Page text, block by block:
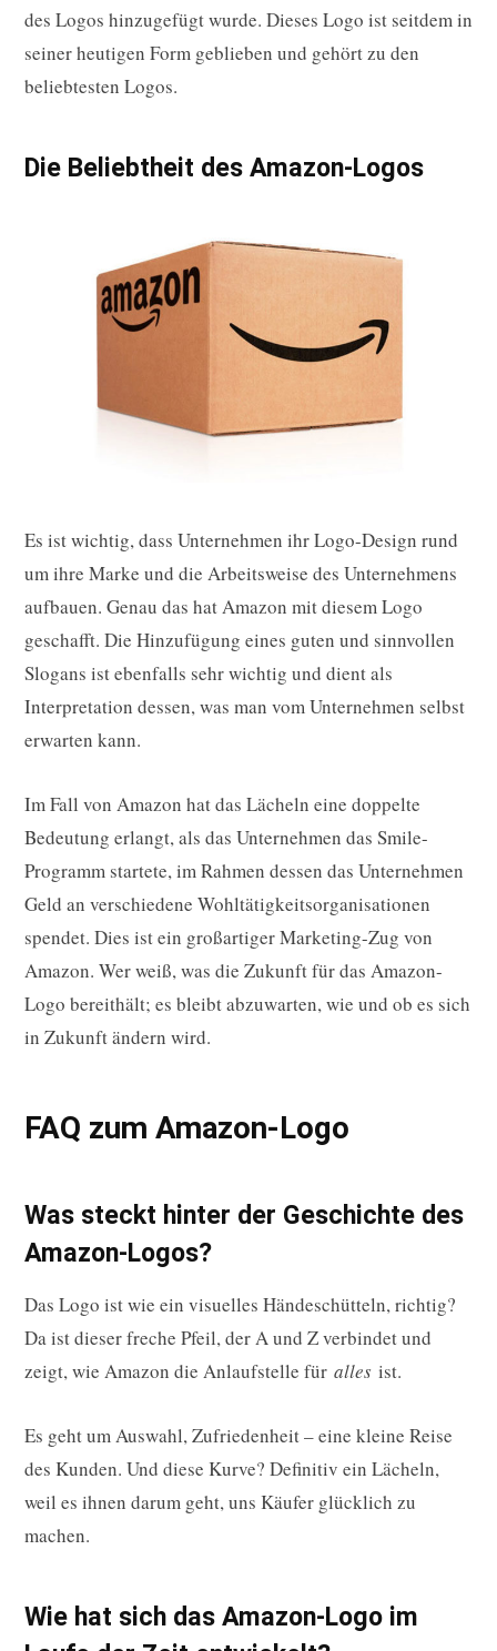
des Logos hinzugefügt wurde. Dieses Logo ist seitdem in
seiner heutigen Form geblieben und gehört zu den
beliebtesten Logos.
Die Beliebtheit des Amazon-Logos
Es ist wichtig, dass Unternehmen ihr Logo-Design rund
um ihre Marke und die Arbeitsweise des Unternehmens
aufbauen. Genau das hat Amazon mit diesem Logo
geschafft. Die Hinzufügung eines guten und sinnvollen
Slogans ist ebenfalls sehr wichtig und dient als
Interpretation dessen, was man vom Unternehmen selbst
erwarten kann.
Im Fall von Amazon hat das Lächeln eine doppelte
Bedeutung erlangt, als das Unternehmen das Smile-
Programm startete, im Rahmen dessen das Unternehmen
Geld an verschiedene Wohltätigkeitsorganisationen
spendet. Dies ist ein großartiger Marketing-Zug von
Amazon. Wer weiß, was die Zukunft für das Amazon-
Logo bereithält; es bleibt abzuwarten, wie und ob es sich
in Zukunft ändern wird.
FAQ zum Amazon-Logo
Was steckt hinter der Geschichte des
Amazon-Logos?
Das Logo ist wie ein visuelles Händeschütteln, richtig?
Da ist dieser freche Pfeil, der A und Z verbindet und
zeigt, wie Amazon die Anlaufstelle für alles ist.
Es geht um Auswahl, Zufriedenheit – eine kleine Reise
des Kunden. Und diese Kurve? Definitiv ein Lächeln,
weil es ihnen darum geht, uns Käufer glücklich zu
machen.
Wie hat sich das Amazon-Logo im